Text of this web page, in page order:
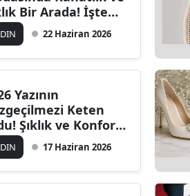
Bir Arada! İşte
En Trend
22 Haziran 2026
Yazının
Keten
Şıklık ve Konfor
17 Haziran 2026